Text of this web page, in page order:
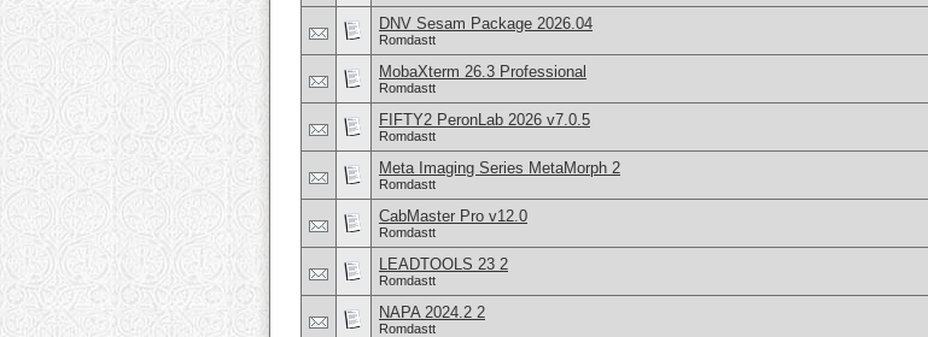
DNV Sesam Package 2026.04
Romdastt
MobaXterm 26.3 Professional
Romdastt
FIFTY2 PeronLab 2026 v7.0.5
Romdastt
Meta Imaging Series MetaMorph 2
Romdastt
CabMaster Pro v12.0
Romdastt
LEADTOOLS 23 2
Romdastt
NAPA 2024.2 2
Romdastt